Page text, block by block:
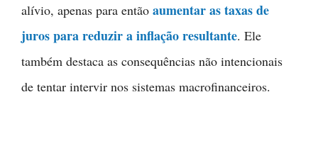
alívio, apenas para então aumentar as taxas de
juros para reduzir a inflação resultante. Ele
também destaca as consequências não intencionais
de tentar intervir nos sistemas macrofinanceiros.